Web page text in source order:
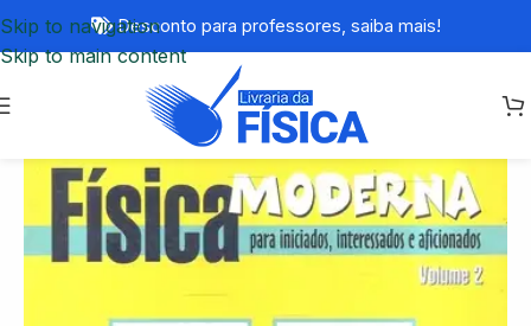
Skip to navigation
Skip to main content
Desconto para professores, saiba mais!